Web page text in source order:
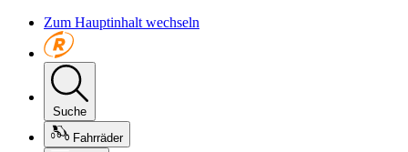
Zum Hauptinhalt wechseln
Suche
Fahrräder